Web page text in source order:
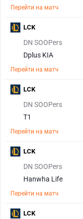
Перейти на матч
DN SOOPers
Dplus KIA
Перейти на матч
LCK
DN SOOPers
T1
Перейти на матч
LCK
DN SOOPers
Hanwha Life
Перейти на матч
LCK
LCK